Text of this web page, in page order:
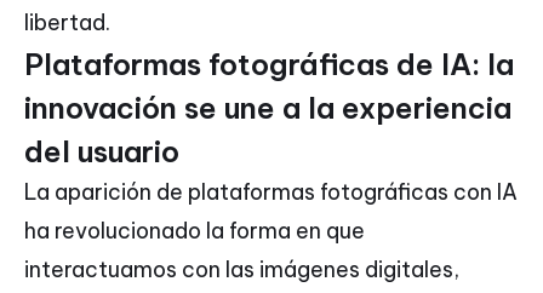
libertad.
Plataformas fotográficas de IA: la
innovación se une a la experiencia
del usuario
La aparición de plataformas fotográficas con IA
ha revolucionado la forma en que
interactuamos con las imágenes digitales,